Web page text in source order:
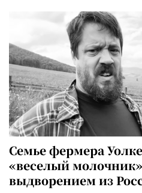
Семье фермера
«веселый
выдворением из